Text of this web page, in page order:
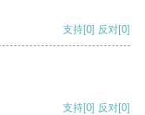
支持[0] 反对[0]
支持[0] 反对[0]